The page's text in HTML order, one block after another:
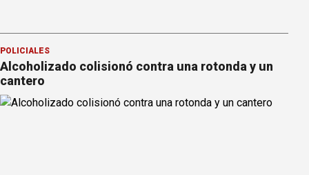
POLICIALES
Alcoholizado colisionó contra una rotonda y un
cantero